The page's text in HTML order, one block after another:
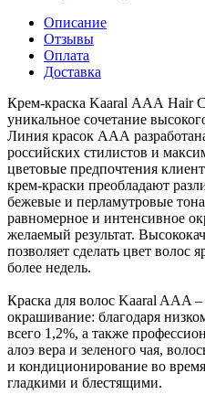
Описание
Отзывы
Оплата
Доставка
Крем-краска Kaaral ААА Hair
уникальное сочетание
Линия красок ААА
российских стилистов и
цветовые предпочтения
крем-краски преобладают
бежевые и перламутровые
равномерное и интенсивное
желаемый результат.
позволяет сделать цвет
более недель.
Краска для волос Kaaral AAA
окрашивание: благодаря
всего 1,2%, а также
алоэ вера и зеленого чая,
и кондиционирование во
гладкими и блестящими.